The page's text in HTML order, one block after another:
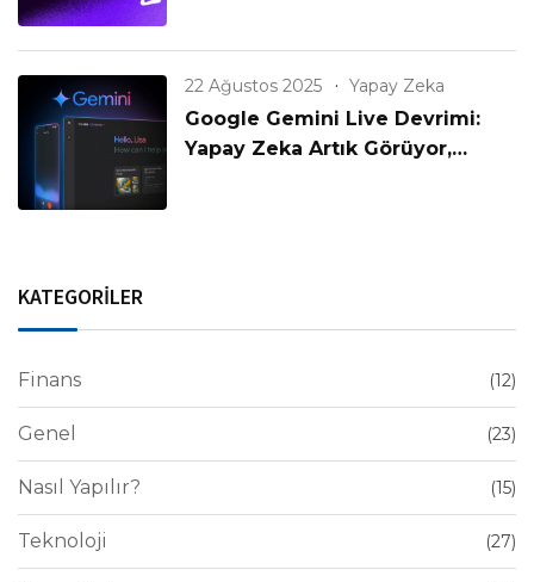
22 Ağustos 2025 Yapay Zeka
Google Gemini Live Devrimi:
Yapay Zeka Artık Görüyor,
KATEGORİLER
Finans (12)
Genel (23)
Nasıl Yapılır? (15)
Teknoloji (27)